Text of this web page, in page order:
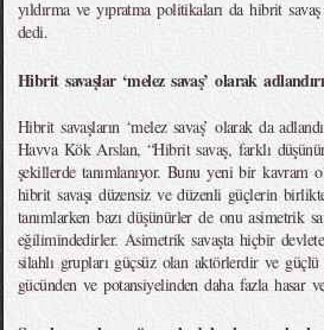
yıldırma ve yıpratma politikaları da hibrit
dedi.
Hibrit savaşlar ‘melez savaş’ olarak
Hibrit savaşların ‘melez savaş’ olarak da
Havva Kök Arslan, “Hibrit savaş, farklı
şekillerde tanımlanıyor. Bunu yeni bir kavram
hibrit savaşı düzensiz ve düzenli güçlerin
tanımlarken bazı düşünürler de onu asimetrik
eğilimindedirler. Asimetrik savaşta hiçbir
silahlı grupları güçsüz olan aktörlerdir ve
gücünden ve potansiyelinden daha fazla hasar